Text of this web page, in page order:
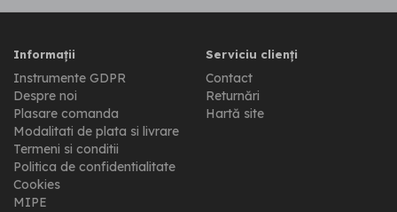
Informații
Instrumente GDPR
Despre noi
Plasare comanda
Modalitati de plata si livrare
Termeni si conditii
Politica de confidentialitate
Cookies
MIPE
Serviciu clienți
Contact
Returnări
Hartă site